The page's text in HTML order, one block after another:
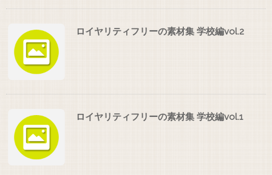
ロイヤリティフリーの素材集 学校編vol.2
ロイヤリティフリーの素材集 学校編vol.1